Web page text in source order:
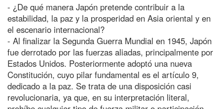
- ¿De qué manera Japón pretende contribuir a la
estabilidad, la paz y la prosperidad en Asia oriental y en
el escenario internacional?
- Al finalizar la Segunda Guerra Mundial en 1945, Japón
fue derrotado por las fuerzas aliadas, principalmente por
Estados Unidos. Posteriormente adoptó una nueva
Constitución, cuyo pilar fundamental es el artículo 9,
dedicado a la paz. Se trata de una disposición casi
revolucionaria, ya que, en su interpretación literal,